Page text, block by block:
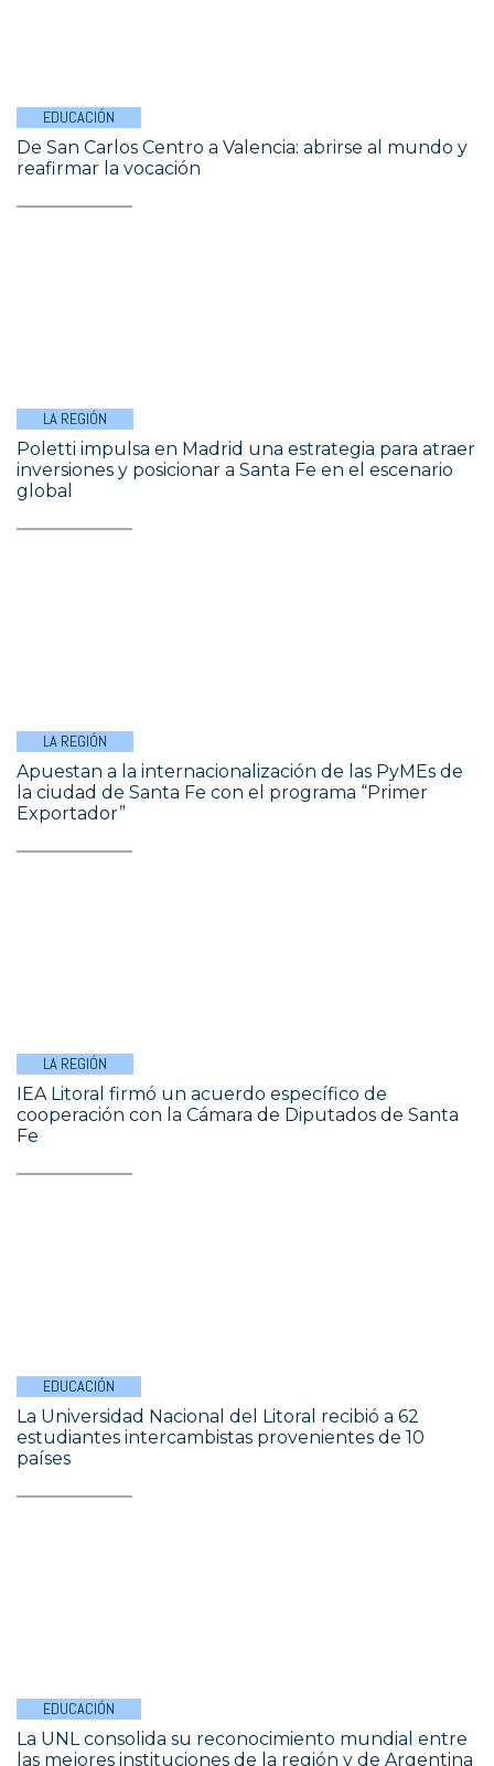
EDUCACIÓN
De San Carlos Centro a Valencia: abrirse al mundo y
reafirmar la vocación
LA REGIÓN
Poletti impulsa en Madrid una estrategia para atraer
inversiones y posicionar a Santa Fe en el escenario
global
LA REGIÓN
Apuestan a la internacionalización de las PyMEs de
la ciudad de Santa Fe con el programa “Primer
Exportador”
LA REGIÓN
IEA Litoral firmó un acuerdo específico de
cooperación con la Cámara de Diputados de Santa
Fe
EDUCACIÓN
La Universidad Nacional del Litoral recibió a 62
estudiantes intercambistas provenientes de 10
países
EDUCACIÓN
La UNL consolida su reconocimiento mundial entre
las mejores instituciones de la región y de Argentina